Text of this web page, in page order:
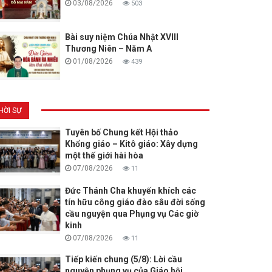
03/08/2026 503
Bài suy niệm Chúa Nhật XVIII
Thương Niên – Năm A
01/08/2026 439
SỰ
Tuyên bố Chung kết Hội thảo
Khổng giáo – Kitô giáo: Xây dựng
một thế giới hài hòa
07/08/2026 11
Đức Thánh Cha khuyến khích các
tín hữu công giáo đào sâu đời sống
cầu nguyện qua Phụng vụ Các giờ
kinh
07/08/2026 11
Tiếp kiến chung (5/8): Lời cầu